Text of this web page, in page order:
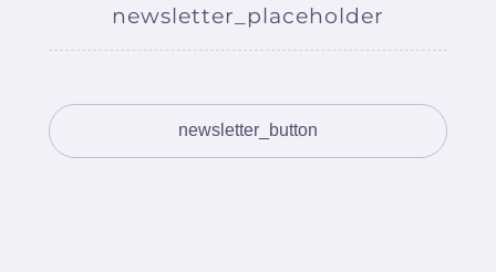
newsletter_placeholder